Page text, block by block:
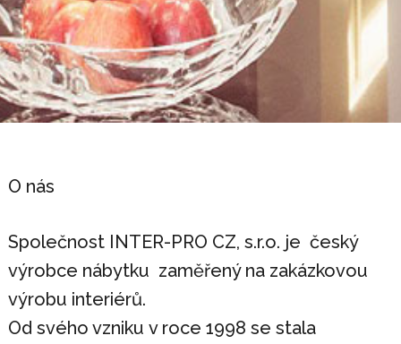
O nás
Společnost INTER-PRO CZ, s.r.o. je český
výrobce nábytku zaměřený na zakázkovou
výrobu interiérů.
Od svého vzniku v roce 1998 se stala